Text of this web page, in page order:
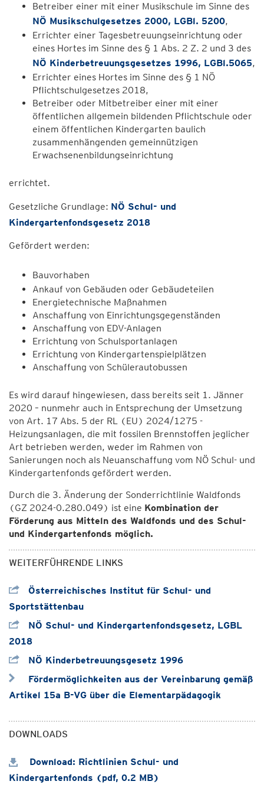
Betreiber einer mit einer Musikschule im Sinne des
NÖ Musikschulgesetzes 2000, LGBl. 5200,
Errichter einer Tagesbetreuungseinrichtung oder
eines Hortes im Sinne des § 1 Abs. 2 Z. 2 und 3 des
NÖ Kinderbetreuungsgesetzes 1996, LGBl.5065,
Errichter eines Hortes im Sinne des § 1 NÖ
Pflichtschulgesetzes 2018,
Betreiber oder Mitbetreiber einer mit einer
öffentlichen allgemein bildenden Pflichtschule oder
einem öffentlichen Kindergarten baulich
zusammenhängenden gemeinnützigen
Erwachsenenbildungseinrichtung
errichtet.
Gesetzliche Grundlage: NÖ Schul- und
Kindergartenfondsgesetz 2018
Gefördert werden:
Bauvorhaben
Ankauf von Gebäuden oder Gebäudeteilen
Energietechnische Maßnahmen
Anschaffung von Einrichtungsgegenständen
Anschaffung von EDV-Anlagen
Errichtung von Schulsportanlagen
Errichtung von Kindergartenspielplätzen
Anschaffung von Schülerautobussen
Es wird darauf hingewiesen, dass bereits seit 1. Jänner
2020 – nunmehr auch in Entsprechung der Umsetzung
von Art. 17 Abs. 5 der RL (EU) 2024/1275 -
Heizungsanlagen, die mit fossilen Brennstoffen jeglicher
Art betrieben werden, weder im Rahmen von
Sanierungen noch als Neuanschaffung vom NÖ Schul- und
Kindergartenfonds gefördert werden.
Durch die 3. Änderung der Sonderrichtlinie Waldfonds
(GZ 2024-0.280.049) ist eine Kombination der
Förderung aus Mitteln des Waldfonds und des Schul-
und Kindergartenfonds möglich.
WEITERFÜHRENDE LINKS
Österreichisches Institut für Schul- und
Sportstättenbau
NÖ Schul- und Kindergartenfondsgesetz, LGBL
2018
NÖ Kinderbetreuungsgesetz 1996
Fördermöglichkeiten aus der Vereinbarung gemäß
Artikel 15a B-VG über die Elementarpädagogik
DOWNLOADS
Download: Richtlinien Schul- und
Kindergartenfonds (pdf, 0.2 MB)